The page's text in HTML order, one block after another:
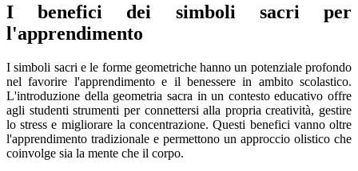
I benefici dei simboli sacri per
l'apprendimento
I simboli sacri e le forme geometriche hanno un potenziale profondo
nel favorire l'apprendimento e il benessere in ambito scolastico.
L'introduzione della geometria sacra in un contesto educativo offre
agli studenti strumenti per connettersi alla propria creatività, gestire
lo stress e migliorare la concentrazione. Questi benefici vanno oltre
l'apprendimento tradizionale e permettono un approccio olistico che
coinvolge sia la mente che il corpo.